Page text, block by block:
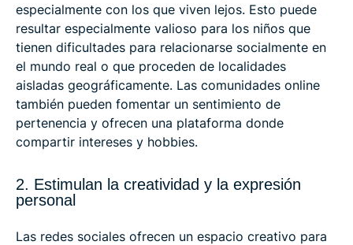
especialmente con los que viven lejos. Esto puede
resultar especialmente valioso para los niños que
tienen dificultades para relacionarse socialmente en
el mundo real o que proceden de localidades
aisladas geográficamente. Las comunidades online
también pueden fomentar un sentimiento de
pertenencia y ofrecen una plataforma donde
compartir intereses y hobbies.
2. Estimulan la creatividad y la expresión
personal
Las redes sociales ofrecen un espacio creativo para